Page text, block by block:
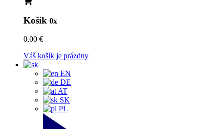
Košík 0x
0,00 €
Váš košík je prázdny
EN
DE
AT
SK
PL